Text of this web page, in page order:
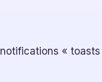
« toasts